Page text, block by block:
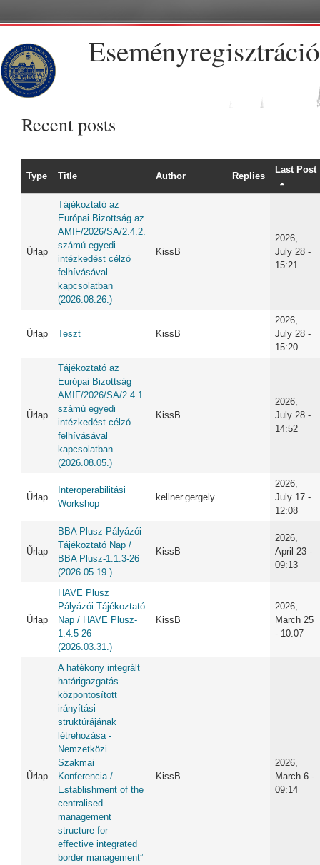
Eseményregisztráció
Recent posts
Type Title Author Replies
Last Post
Űrlap
Tájékoztató az
Európai Bizottság az
AMIF/2026/SA/2.4.2.
számú egyedi
intézkedést célzó
felhívásával
kapcsolatban
(2026.08.26.)
KissB
2026,
July 28 -
15:21
Űrlap Teszt KissB
2026,
July 28 -
15:20
Űrlap
Tájékoztató az
Európai Bizottság
AMIF/2026/SA/2.4.1.
számú egyedi
intézkedést célzó
felhívásával
kapcsolatban
(2026.08.05.)
KissB
2026,
July 28 -
14:52
Űrlap
Interoperabilitási
Workshop
kellner.gergely
2026,
July 17 -
12:08
Űrlap
BBA Plusz Pályázói
Tájékoztató Nap /
BBA Plusz-1.1.3-26
(2026.05.19.)
KissB
2026,
April 23 -
09:13
Űrlap
HAVE Plusz
Pályázói Tájékoztató
Nap / HAVE Plusz-
1.4.5-26
(2026.03.31.)
KissB
2026,
March 25
- 10:07
Űrlap
A hatékony integrált
határigazgatás
központosított
irányítási
struktúrájának
létrehozása -
Nemzetközi
Szakmai
Konferencia /
Establishment of the
centralised
management
structure for
effective integrated
border management”
KissB
2026,
March 6 -
09:14